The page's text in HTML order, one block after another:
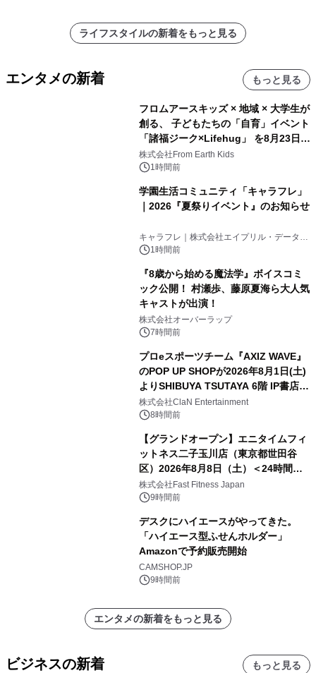
ライフスタイルの新着をもっと見る
エンタメの新着 もっと見る
フロムアースキッズ × 地域 × 大学生が
創る、 子どもたちの「自育」イベント
「諸福ジーク×Lifehug」 を8月23日
(日)開催
株式会社From Earth Kids
1時間前
学園生活コミュニティ「キャラフレ」
｜2026『夏祭りイベント』のお知らせ
キャラフレ｜株式会社エイプリル・データ・
デザインズ
1時間前
『8歳から始める魔法学』ボイスコミ
ック公開！ 村瀬歩、藤原夏海ら大人気
キャストが出演！
株式会社オーバーラップ
7時間前
プロeスポーツチーム『AXIZ WAVE』
のPOP UP SHOPが2026年8月1日(土)
よりSHIBUYA TSUTAYA 6階 IP書店で
開催決定！！
株式会社ClaN Entertainment
8時間前
【グランドオープン】エニタイムフィ
ットネス二子玉川店（東京都世田谷
区）2026年8月8日（土）＜24時間年
中無休のフィットネスジム＞
株式会社Fast Fitness Japan
9時間前
デスクにハイエースがやってきた。
「ハイエース型ふせんホルダー」
Amazonで予約販売開始
CAMSHOP.JP
9時間前
エンタメの新着をもっと見る
ビジネスの新着 もっと見る